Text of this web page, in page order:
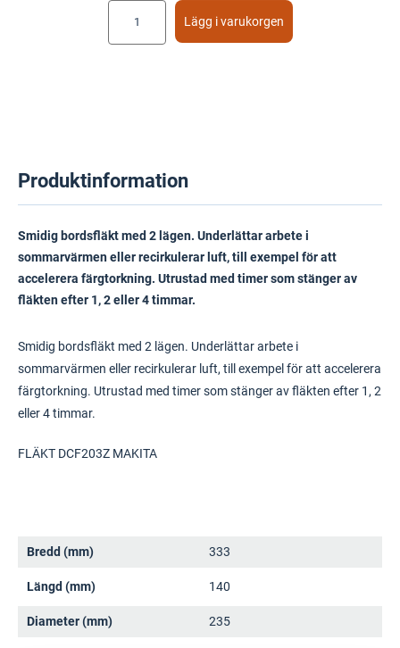
Lägg i varukorgen
Produktinformation
Smidig bordsfläkt med 2 lägen. Underlättar arbete i
sommarvärmen eller recirkulerar luft, till exempel för att
accelerera färgtorkning. Utrustad med timer som stänger av
fläkten efter 1, 2 eller 4 timmar.
Smidig bordsfläkt med 2 lägen. Underlättar arbete i
sommarvärmen eller recirkulerar luft, till exempel för att accelerera
färgtorkning. Utrustad med timer som stänger av fläkten efter 1, 2
eller 4 timmar.
FLÄKT DCF203Z MAKITA
Bredd (mm) 333
Längd (mm) 140
Diameter (mm) 235